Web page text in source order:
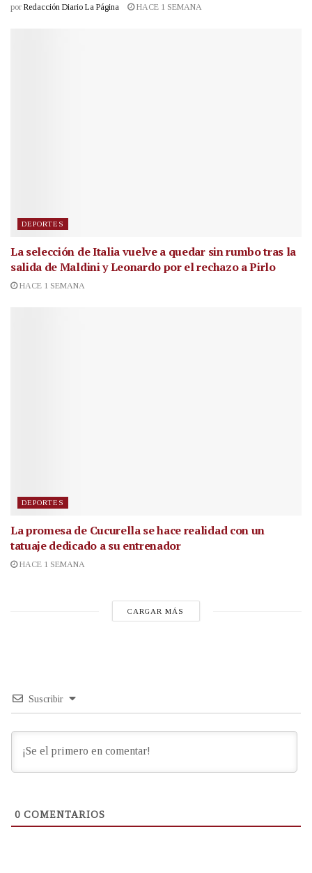
por Redacción Diario La Página HACE 1 SEMANA
DEPORTES
La selección de Italia vuelve a quedar sin rumbo tras la
salida de Maldini y Leonardo por el rechazo a Pirlo
HACE 1 SEMANA
DEPORTES
La promesa de Cucurella se hace realidad con un
tatuaje dedicado a su entrenador
HACE 1 SEMANA
CARGAR MÁS
Suscribir
0 COMENTARIOS